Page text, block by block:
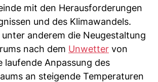
mit den Herausforderungen
und des Klimawandels.
anderem die Neugestaltung
nach dem Unwetter von
laufende Anpassung des
an steigende Temperaturen